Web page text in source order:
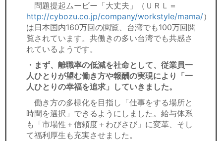
問題提起ムービー「大丈夫」（ＵＲＬ＝
http://cybozu.co.jp/company/workstyle/mama/）
は日本国内160万回の閲覧、台湾でも100万回閲
覧されています。共働きの多い台湾でも共感さ
れているようです。
・まず、離職率の低減を社命として、従業員一
人ひとりが望む働き方や報酬の実現により「一
人ひとりの幸福を追求」していきました。
働き方の多様化を目指し「仕事をする場所と
時間を選択」できるようにしました。給与体系
も「市場性＋信頼度＋わびさび」に変革、そし
て福利厚生も充実させました。